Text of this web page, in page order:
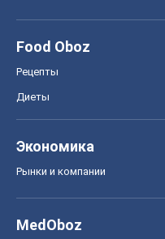
Food Oboz
Рецепты
Диеты
Экономика
Рынки и компании
MedOboz